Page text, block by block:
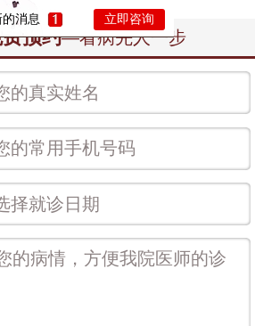
预约—看病先人一步
消息 立即咨询